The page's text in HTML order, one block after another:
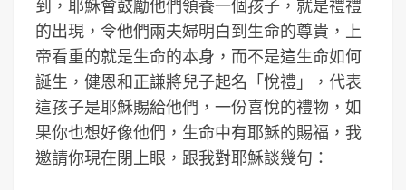
到，耶穌會鼓勵他們領養一個孩子，就是禮禮
的出現，令他們兩夫婦明白到生命的尊貴，上
帝看重的就是生命的本身，而不是這生命如何
誕生，健恩和正謙將兒子起名「悅禮」，代表
這孩子是耶穌賜給他們，一份喜悅的禮物，如
果你也想好像他們，生命中有耶穌的賜福，我
邀請你現在閉上眼，跟我對耶穌談幾句：